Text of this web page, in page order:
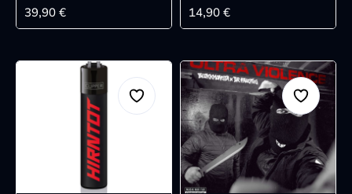
REGULÄRER PREIS:
39,90 € REGULÄRER PREIS:
14,90 €